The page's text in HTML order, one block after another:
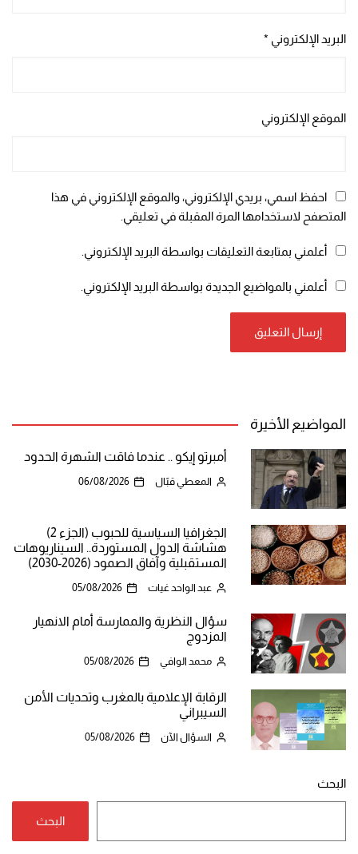
البريد الإلكتروني *
الموقع الإلكتروني
احفظ اسمي، بريدي الإلكتروني، والموقع الإلكتروني في هذا
المتصفح لاستخدامها المرة المقبلة في تعليقي.
أعلمني بمتابعة التعليقات بواسطة البريد الإلكتروني.
أعلمني بالمواضيع الجديدة بواسطة البريد الإلكتروني.
المواضيع الأخيرة
أمبرتو إيكو .. عندما فاقت الشهرة الحدود
المعطي قبّال 06/08/2026
الجغرافيا السياسية للحبوب (الجزء 2)
هشاشة الدول المستوردة.. السيناريوهات
المستقبلية وآفاق الصمود (2026-2030)
عبد الواحد غيات 05/08/2026
سؤال النظرية والممارسة أمام الانهيار
المزدوج
محمد الوافي 05/08/2026
الرقابة الإعلامية بالمغرب وتحديات الأمن
السيبراني
السؤال الآن 05/08/2026
البحث
البحث